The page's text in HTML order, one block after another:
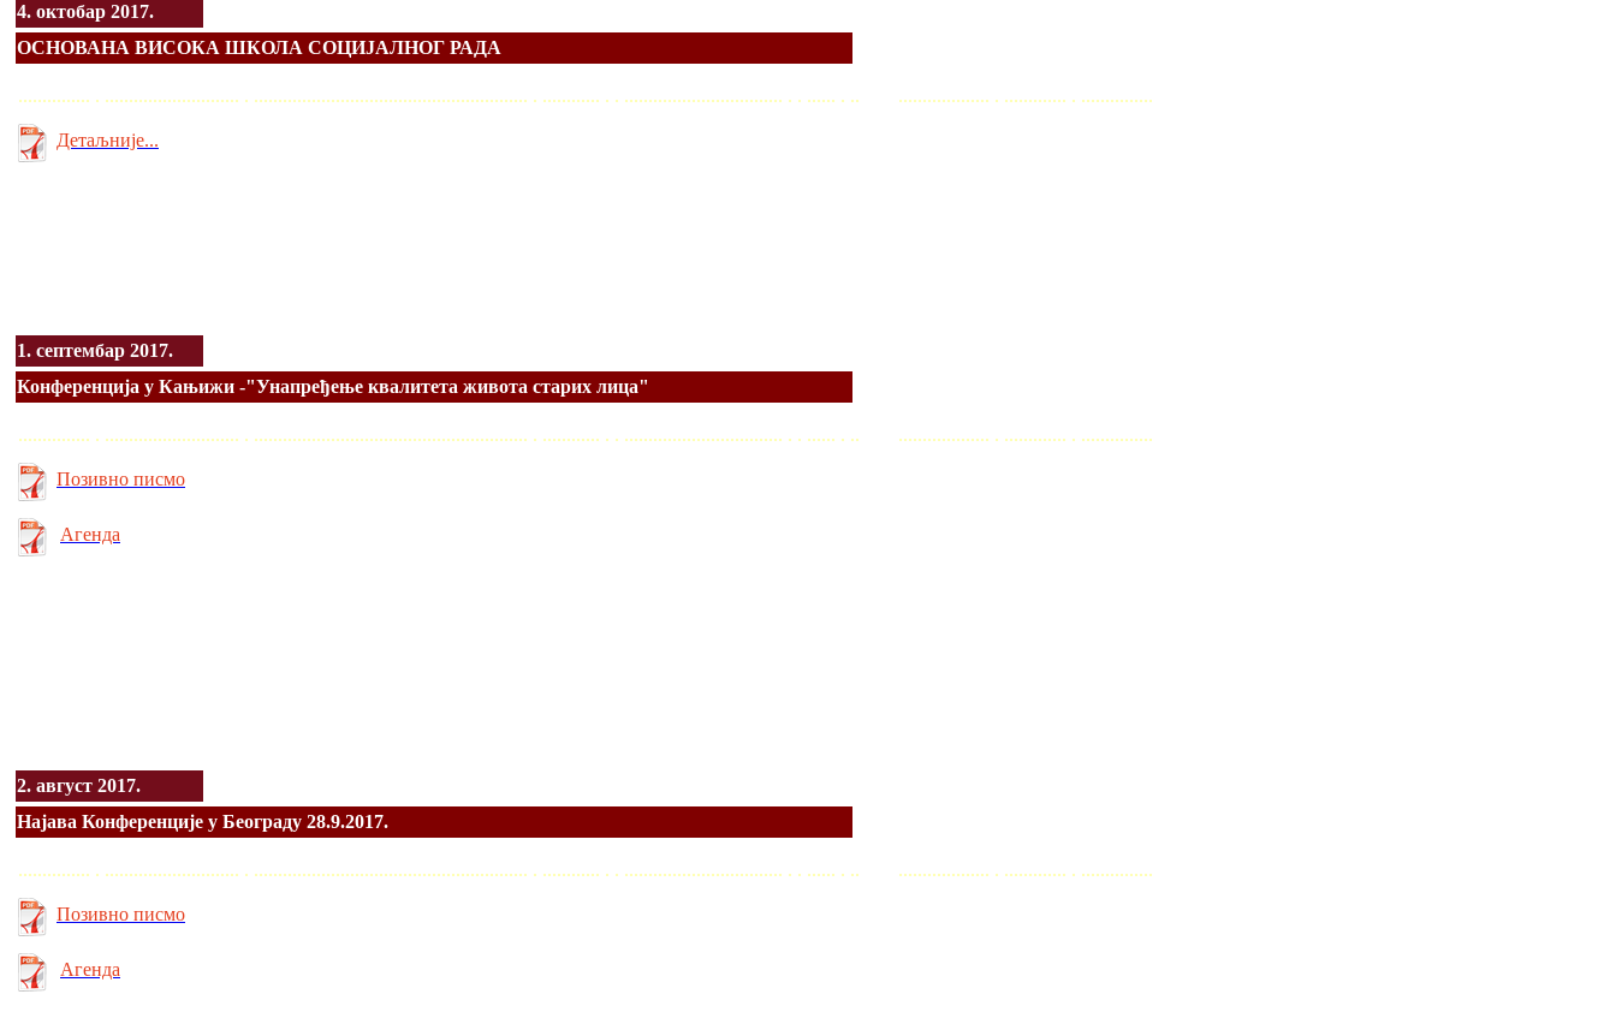
4. октобар 2017.
ОСНОВАНА ВИСОКА ШКОЛА СОЦИЈАЛНОГ РАДА
............... . ............................ . ......................................................... . ............ . . ................................. . . ...... . .. ................... . ............. . ...............
Детаљније...
1. септембар 2017.
Конференција у Кањижи -"Унапређење квалитета живота старих лица"
............... . ............................ . ......................................................... . ............ . . ................................. . . ...... . .. ................... . ............. . ...............
Позивно писмо
Агенда
2. август 2017.
Најава Конференције у Београду 28.9.2017.
............... . ............................ . ......................................................... . ............ . . ................................. . . ...... . .. ................... . ............. . ...............
Позивно писмо
Агенда